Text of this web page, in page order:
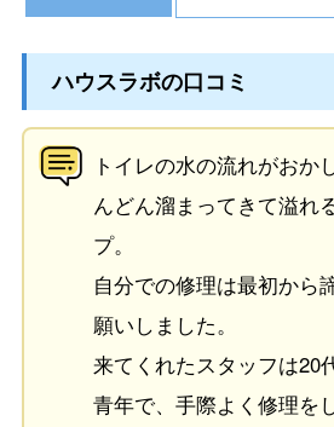
ハウスラボの口コミ
トイレの水の流れがおか
んどん溜まってきて溢れ
プ。
自分での修理は最初から
願いしました。
来てくれたスタッフは20
青年で、手際よく修理を